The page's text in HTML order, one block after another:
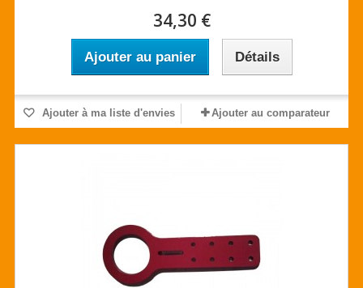
34,30 €
Ajouter au panier Détails
Ajouter à ma liste d'envies Ajouter au comparateur